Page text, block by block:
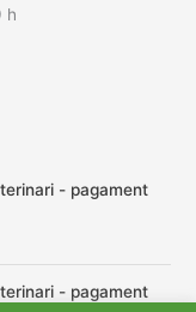
h
- pagament
- pagament